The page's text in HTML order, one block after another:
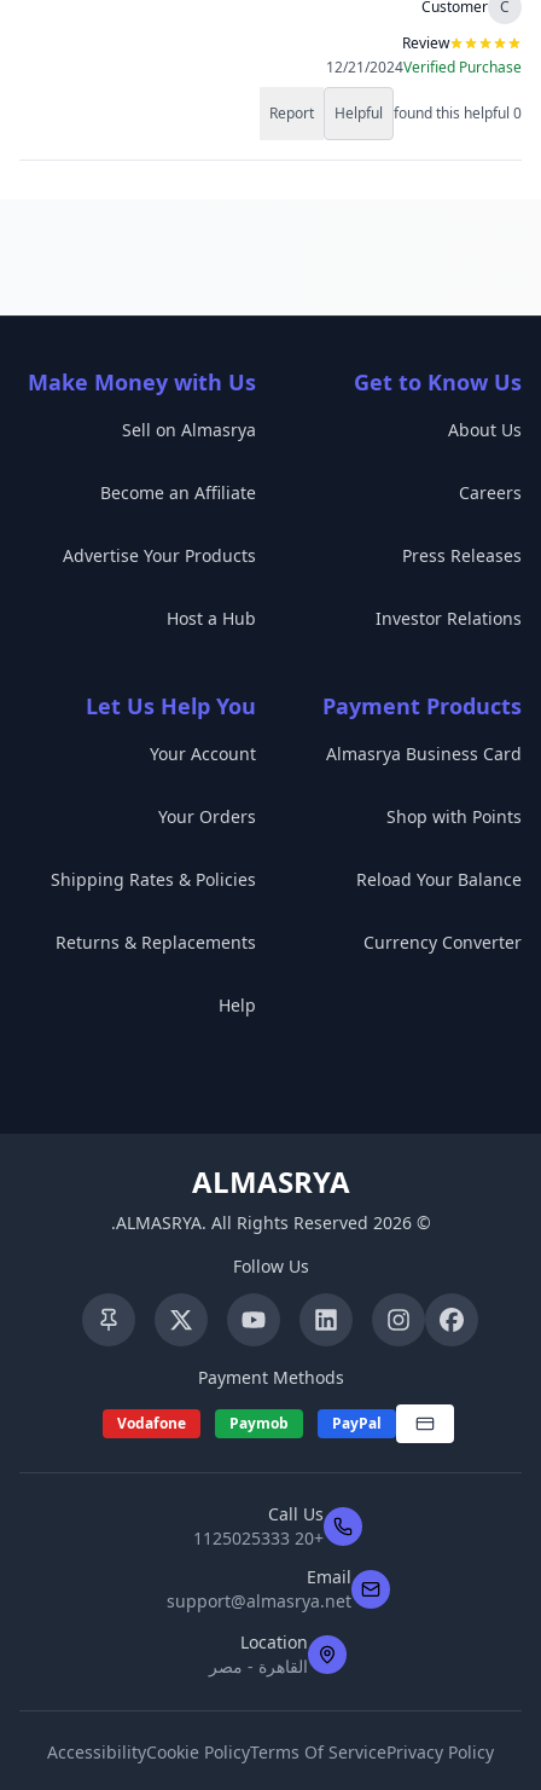
C
Customer
Review
Verified Purchase
12/21/2024
0
found this helpful
Helpful
Report
Get to Know Us
About Us
Careers
Press Releases
Investor Relations
Make Money with Us
Sell on Almasrya
Become an Affiliate
Advertise Your Products
Host a Hub
Payment Products
Almasrya Business Card
Shop with Points
Reload Your Balance
Currency Converter
Let Us Help You
Your Account
Your Orders
Shipping Rates & Policies
Returns & Replacements
Help
ALMASRYA
©
2026
ALMASRYA. All Rights Reserved
.
Follow Us
Payment Methods
PayPal
Paymob
Vodafone
Call Us
+20 1125025333
Email
support@almasrya.net
Location
القاهرة - مصر
Privacy Policy
Terms Of Service
Cookie Policy
Accessibility